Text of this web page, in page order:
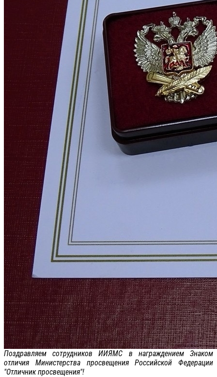
Поздравляем сотрудников ИИЯМС в награждением Знаком
отличия Министерства просвещения Российской Федерации
"Отличник просвещения"!